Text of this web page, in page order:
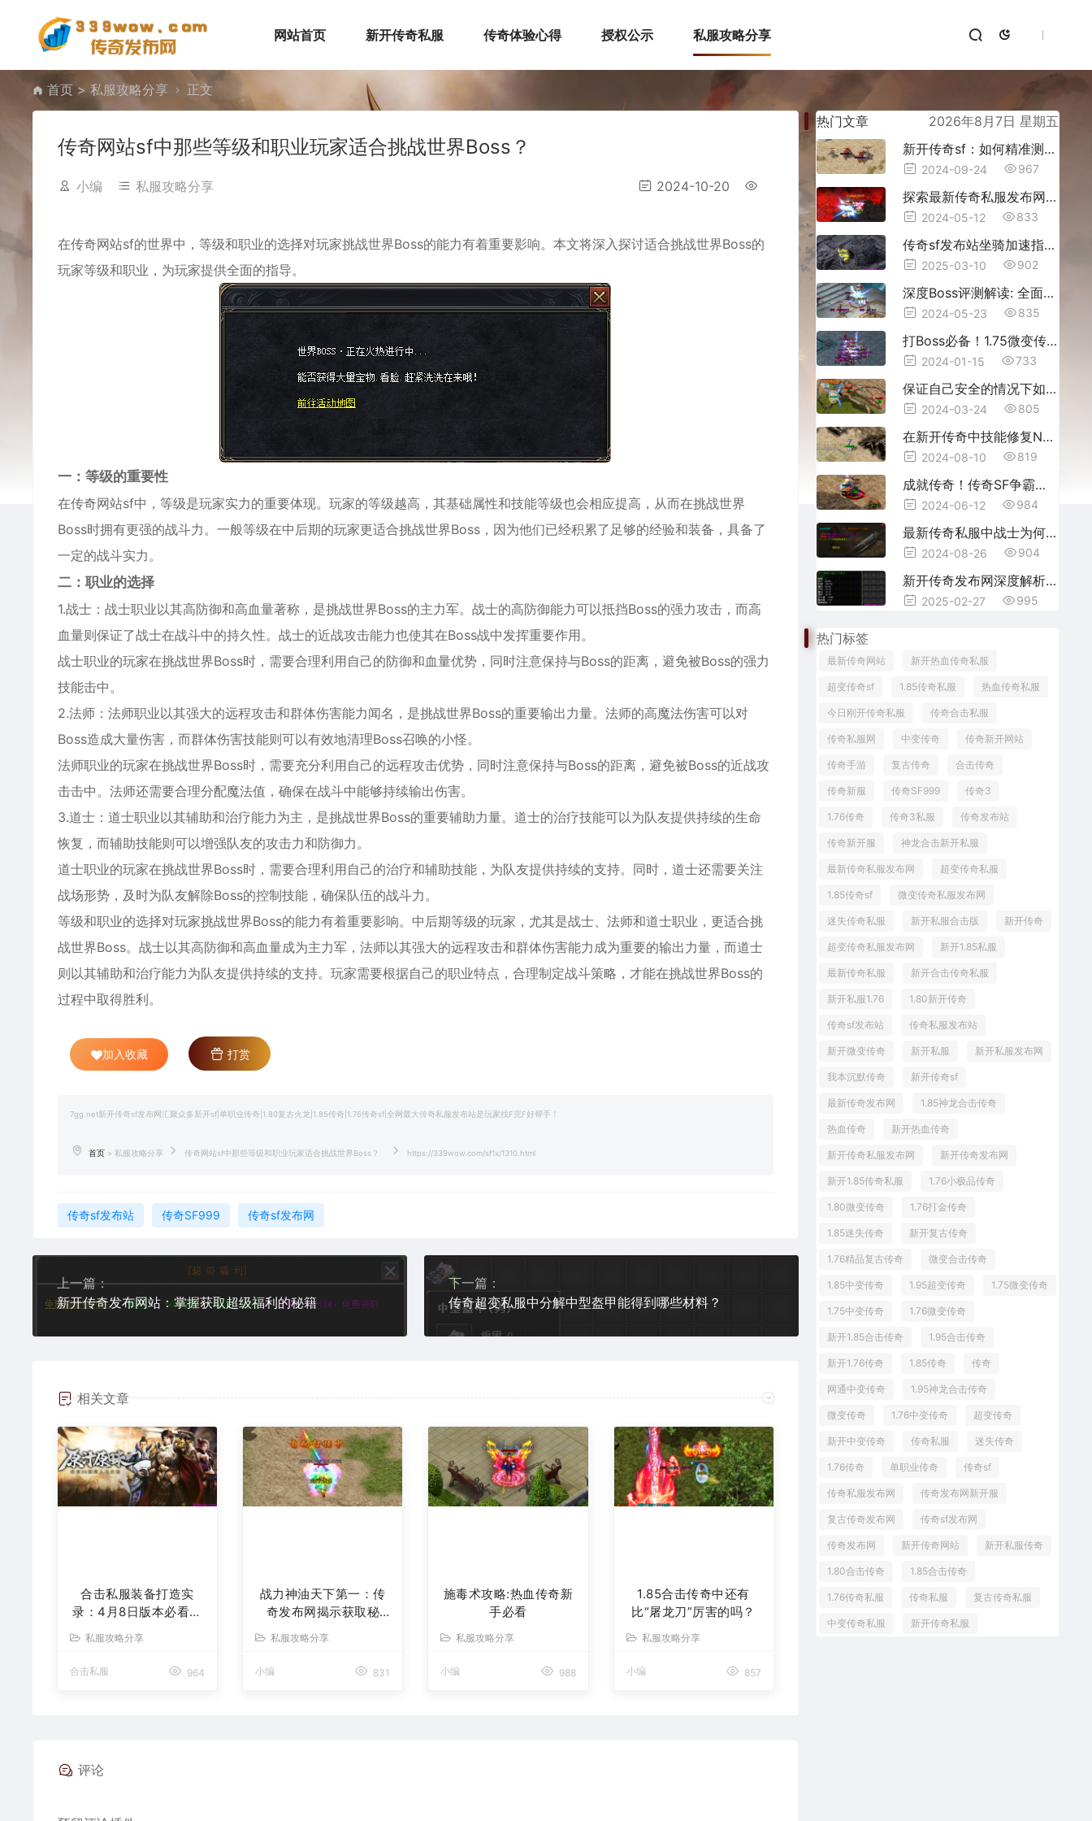
网站首页 新开传奇私服 传奇体验心得 授权公示 私服攻略分享
首页> 私服攻略分享 正文
传奇网站sf中那些等级和职业玩家适合挑战世界Boss？
小编 私服攻略分享 2024-10-20
在传奇网站sf的世界中，等级和职业的选择对玩家挑战世界Boss的能力有着重要影响。本文将深入探讨适合挑战世界Boss的
玩家等级和职业，为玩家提供全面的指导。
一：等级的重要性
在传奇网站sf中，等级是玩家实力的重要体现。玩家的等级越高，其基础属性和技能等级也会相应提高，从而在挑战世界
Boss时拥有更强的战斗力。一般等级在中后期的玩家更适合挑战世界Boss，因为他们已经积累了足够的经验和装备，具备了
一定的战斗实力。
二：职业的选择
1.战士：战士职业以其高防御和高血量著称，是挑战世界Boss的主力军。战士的高防御能力可以抵挡Boss的强力攻击，而高
血量则保证了战士在战斗中的持久性。战士的近战攻击能力也使其在Boss战中发挥重要作用。
战士职业的玩家在挑战世界Boss时，需要合理利用自己的防御和血量优势，同时注意保持与Boss的距离，避免被Boss的强力
技能击中。
2.法师：法师职业以其强大的远程攻击和群体伤害能力闻名，是挑战世界Boss的重要输出力量。法师的高魔法伤害可以对
Boss造成大量伤害，而群体伤害技能则可以有效地清理Boss召唤的小怪。
法师职业的玩家在挑战世界Boss时，需要充分利用自己的远程攻击优势，同时注意保持与Boss的距离，避免被Boss的近战攻
击击中。法师还需要合理分配魔法值，确保在战斗中能够持续输出伤害。
3.道士：道士职业以其辅助和治疗能力为主，是挑战世界Boss的重要辅助力量。道士的治疗技能可以为队友提供持续的生命
恢复，而辅助技能则可以增强队友的攻击力和防御力。
道士职业的玩家在挑战世界Boss时，需要合理利用自己的治疗和辅助技能，为队友提供持续的支持。同时，道士还需要关注
战场形势，及时为队友解除Boss的控制技能，确保队伍的战斗力。
等级和职业的选择对玩家挑战世界Boss的能力有着重要影响。中后期等级的玩家，尤其是战士、法师和道士职业，更适合挑
战世界Boss。战士以其高防御和高血量成为主力军，法师以其强大的远程攻击和群体伤害能力成为重要的输出力量，而道士
则以其辅助和治疗能力为队友提供持续的支持。玩家需要根据自己的职业特点，合理制定战斗策略，才能在挑战世界Boss的
过程中取得胜利。
加入收藏 打赏
7gg.net新开传奇sf发布网汇聚众多新开sf|单职业传奇|1.80复古火龙|1.85传奇|1.76传奇sf|全网最大传奇私服发布站是玩家找F完F好帮手！
首页 > 私服攻略分享 传奇网站sf中那些等级和职业玩家适合挑战世界Boss？ https://339wow.com/sf1x/1310.html
传奇sf发布站 传奇SF999 传奇sf发布网
上一篇：
新开传奇发布网站：掌握获取超级福利的秘籍
下一篇：
传奇超变私服中分解中型盔甲能得到哪些材料？
相关文章
合击私服装备打造实
录：4月8日版本必看技
巧与三大隐藏雷区
私服攻略分享
合击私服 964
战力神油天下第一：传
奇发布网揭示获取秘
籍！
私服攻略分享
小编 831
施毒术攻略:热血传奇新
手必看
私服攻略分享
小编 988
1.85合击传奇中还有
比“屠龙刀”厉害的吗？
私服攻略分享
小编 857
评论
热门文章
2026年8月7日 星期五
新开传奇sf：如何精准测试道士的神兽实力
2024-09-24 967
探索最新传奇私服发布网，畅玩游戏新时代！
2024-05-12 833
传奇sf发布站坐骑加速指南：从龟速到闪电的5大秘术
2025-03-10 902
深度Boss评测解读: 全面了解传奇私服中强力敌人！
2024-05-23 835
打Boss必备！1.75微变传奇装备获取攻略
2024-01-15 733
保证自己安全的情况下如何减慢别人刷怪速度?
2024-03-24 805
在新开传奇中技能修复Npc主要有哪些神奇作用？
2024-08-10 819
成就传奇！传奇SF争霸赛开启，打造荣耀传奇壮举！
2024-06-12 984
最新传奇私服中战士为何被禁入桃园圣地？
2024-08-26 904
新开传奇发布网深度解析：盾牌进阶材料获取与避坑指南——十年老玩家实战评测
2025-02-27 995
热门标签
最新传奇网站 新开热血传奇私服
超变传奇sf 1.85传奇私服 热血传奇私服
今日刚开传奇私服 传奇合击私服
传奇私服网 中变传奇 传奇新开网站
传奇手游 复古传奇 合击传奇
传奇新服 传奇SF999 传奇3
1.76传奇 传奇3私服 传奇发布站
传奇新开服 神龙合击新开私服
最新传奇私服发布网 超变传奇私服
1.85传奇sf 微变传奇私服发布网
迷失传奇私服 新开私服合击版 新开传奇
超变传奇私服发布网 新开1.85私服
最新传奇私服 新开合击传奇私服
新开私服1.76 1.80新开传奇
传奇sf发布站 传奇私服发布站
新开微变传奇 新开私服 新开私服发布网
我本沉默传奇 新开传奇sf
最新传奇发布网 1.85神龙合击传奇
热血传奇 新开热血传奇
新开传奇私服发布网 新开传奇发布网
新开1.85传奇私服 1.76小极品传奇
1.80微变传奇 1.76打金传奇
1.85迷失传奇 新开复古传奇
1.76精品复古传奇 微变合击传奇
1.85中变传奇 1.95超变传奇 1.75微变传奇
1.75中变传奇 1.76微变传奇
新开1.85合击传奇 1.95合击传奇
新开1.76传奇 1.85传奇 传奇
网通中变传奇 1.95神龙合击传奇
微变传奇 1.76中变传奇 超变传奇
新开中变传奇 传奇私服 迷失传奇
1.76传奇 单职业传奇 传奇sf
传奇私服发布网 传奇发布网新开服
复古传奇发布网 传奇sf发布网
传奇发布网 新开传奇网站 新开私服传奇
1.80合击传奇 1.85合击传奇
1.76传奇私服 传奇私服 复古传奇私服
中变传奇私服 新开传奇私服